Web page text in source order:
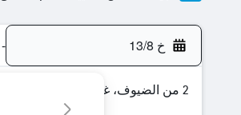
خ 13/8 -
2 من الضيوف، غرفة واحدة